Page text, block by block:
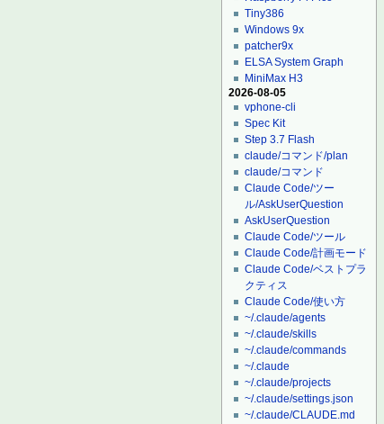
Tiny386
Windows 9x
patcher9x
ELSA System Graph
MiniMax H3
2026-08-05
vphone-cli
Spec Kit
Step 3.7 Flash
claude/コマンド/plan
claude/コマンド
Claude Code/ツー
ル/AskUserQuestion
AskUserQuestion
Claude Code/ツール
Claude Code/計画モード
Claude Code/ベストプラ
クティス
Claude Code/使い方
~/.claude/agents
~/.claude/skills
~/.claude/commands
~/.claude
~/.claude/projects
~/.claude/settings.json
~/.claude/CLAUDE.md